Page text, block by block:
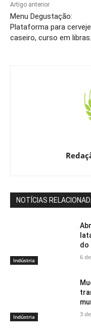
Artigo anterior
Menu Degustação:
Plataforma para
caseiro, curso em
NOTÍCIAS
Indústria
do
6
Indústria 3